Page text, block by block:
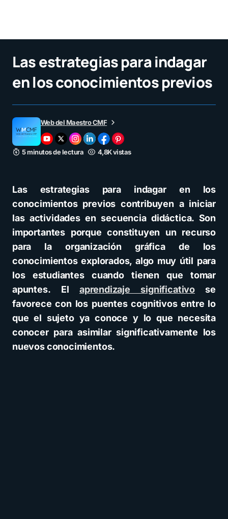
Las estrategias para indagar
en los conocimientos previos
Web del Maestro CMF
5 minutos de lectura 4,8K vistas
Las estrategias para indagar en los
conocimientos previos contribuyen a iniciar
las actividades en secuencia didáctica. Son
importantes porque constituyen un recurso
para la organización gráfica de los
conocimientos explorados, algo muy útil para
los estudiantes cuando tienen que tomar
apuntes. El aprendizaje significativose
favorece con los puentes cognitivos entre lo
que el sujeto ya conoce y lo que necesita
conocer para asimilar significativamente los
nuevos conocimientos.